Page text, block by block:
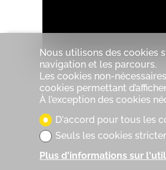
Nous utilisons des cookies
navigation et les parcours.
Les cookies non-
cookies permettant
À l’exception des cookies
D'accord pour tous les
Seuls les cookies
Plus d'informations sur